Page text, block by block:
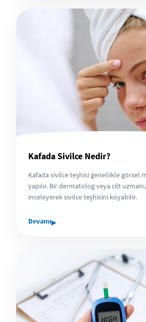
Kafada Sivilce Nedir?
Kafada sivilce teşhisi genellikle görsel
yapılır. Bir dermatolog veya cilt
inceleyerek sivilce teşhisini koyabilir.
Devamı▸